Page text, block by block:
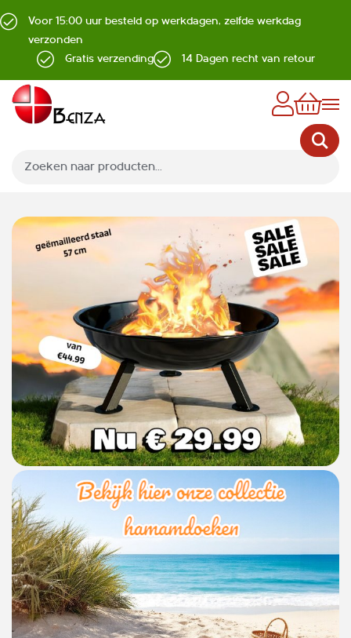
Voor 15:00 uur besteld op werkdagen, zelfde werkdag
verzonden
Gratis verzending
14 Dagen recht van retour